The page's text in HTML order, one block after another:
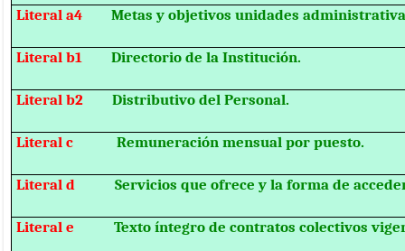
Literal a4Metas y objetivos unidades
Literal b1Directorio de la Institución.
Literal b2Distributivo del Personal.
Literal c Remuneración mensual por puesto.
Literal dServicios que ofrece y la forma de
Literal eTexto íntegro de contratos colectivos